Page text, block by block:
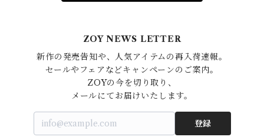
ZOY NEWS LETTER
新作の発売告知や、人気アイテムの再入荷速報。
セールやフェアなどキャンペーンのご案内。
ZOYの今を切り取り、
登録